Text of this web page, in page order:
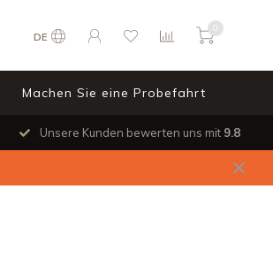
DE
0
Machen Sie eine Probefahrt
Unsere Kunden bewerten uns mit 9.8